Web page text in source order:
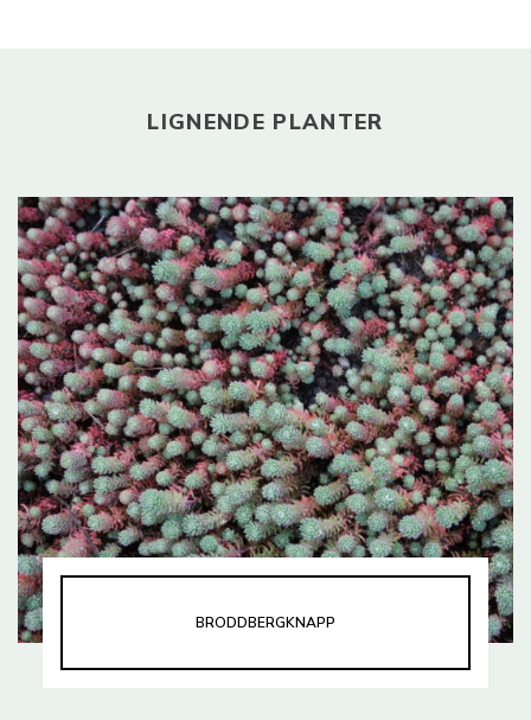
LIGNENDE PLANTER
BRODDBERGKNAPP